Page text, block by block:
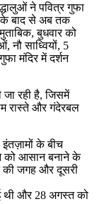
ने पवित्र गुफा
के बाद से अब तक
बुधवार को
नौ साध्वियों, 5
मंदिर में दर्शन
जा रही है, जिसमें
रास्ते और गंदेरबल
इंतज़ामों के बीच
को आसान बनाने के
की जगह और दूसरी
थी और 28 अगस्त को